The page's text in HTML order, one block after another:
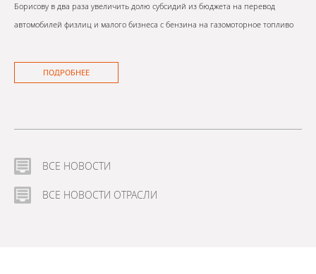
Борисову в два раза увеличить долю субсидий из бюджета на перевод
автомобилей физлиц и малого бизнеса с бензина на газомоторное топливо
ПОДРОБНЕЕ
ВСЕ НОВОСТИ
ВСЕ НОВОСТИ ОТРАСЛИ